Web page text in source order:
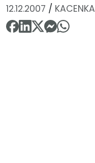
12.12.2007 / KACENKA